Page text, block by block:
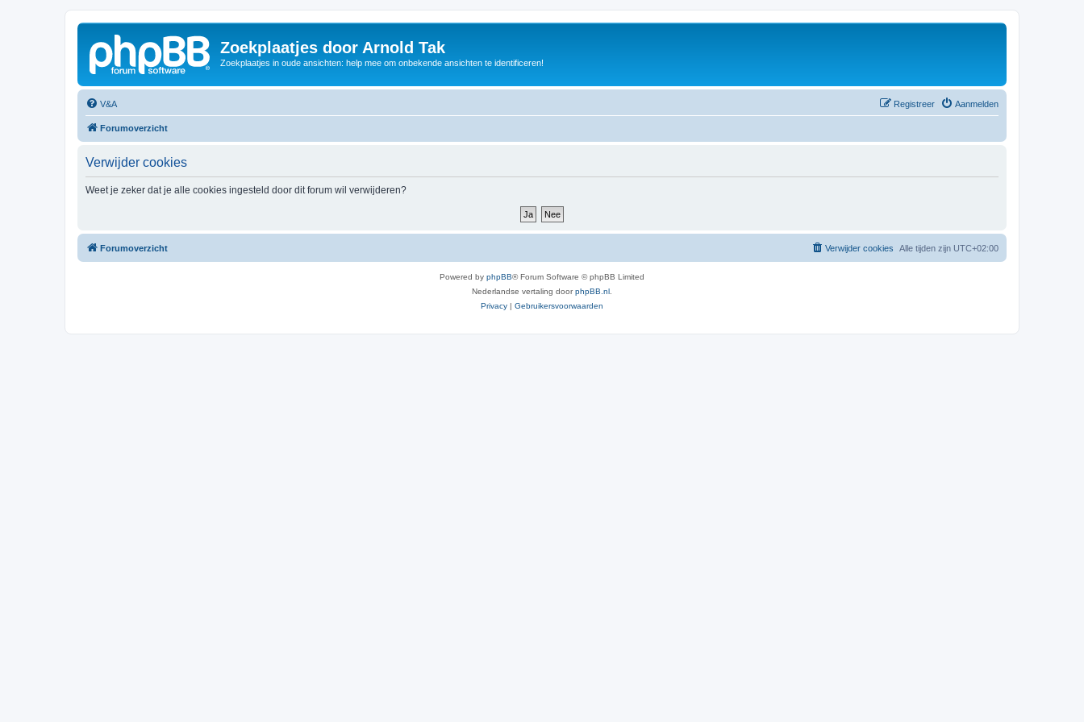
Zoekplaatjes door Arnold Tak
Zoekplaatjes in oude ansichten: help mee om onbekende ansichten te identificeren!
V&A Aanmelden
Registreer
Forumoverzicht
Verwijder cookies
Weet je zeker dat je alle cookies ingesteld door dit forum wil verwijderen?
Forumoverzicht Alle tijden zijn UTC+02:00
Verwijder cookies
Powered by phpBB® Forum Software © phpBB Limited
Nederlandse vertaling doorphpBB.nl
Privacy | Gebruikersvoorwaarden